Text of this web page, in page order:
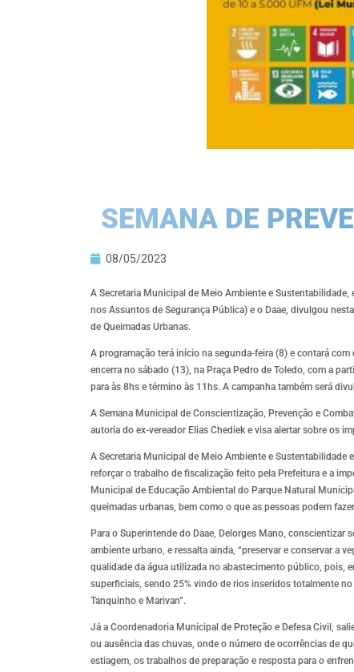
SEMANA DE
08/05/2023
A Secretaria Municipal de Meio Ambiente e Sustentabilidade,
nos Assuntos de Segurança Pública) e o Daae, divulgou
de Queimadas Urbanas.
A programação terá início na segunda-feira (8) e contará
encerra no sábado (13), na Praça Pedro de Toledo, com a
para às 8hs e término às 11hs. A campanha também será
A Semana Municipal de Conscientização, Prevenção e
autoria do ex-vereador Elias Chediek e visa alertar sobre os
A Secretaria Municipal de Meio Ambiente e Sustentabilidade
reforçar o trabalho de fiscalização feito pela Prefeitura e a
Municipal de Educação Ambiental do Parque Natural
queimadas urbanas, bem como o que as pessoas podem
Para o Superintende do Daae, Delorges Mano, conscientizar
ambiente urbano, e ressalta ainda, “preservar e conservar a
qualidade da água utilizada no abastecimento público, pois,
superficiais, sendo 25% vindo de rios inseridos totalmente
Tanquinho e Marivan”.
Já a Coordenadoria Municipal de Proteção e Defesa Civil,
ou ausência das chuvas, onde o número de ocorrências de
estiagem, os trabalhos de preparação e resposta para o